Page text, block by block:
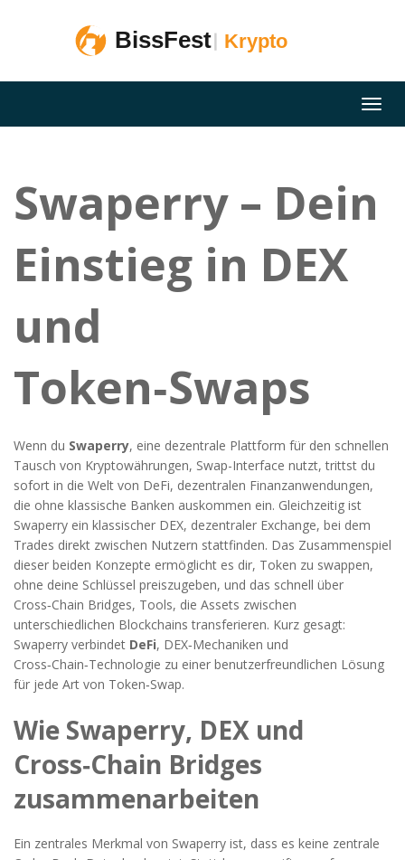
Swaperry – Dein
Einstieg in DEX
und
Token‑Swaps
Wenn du Swaperry, eine dezentrale Plattform für den schnellen
Tausch von Kryptowährungen, Swap-Interface nutzt, trittst du
sofort in die Welt von DeFi, dezentralen Finanzanwendungen,
die ohne klassische Banken auskommen ein. Gleichzeitig ist
Swaperry ein klassischer DEX, dezentraler Exchange, bei dem
Trades direkt zwischen Nutzern stattfinden. Das Zusammenspiel
dieser beiden Konzepte ermöglicht es dir, Token zu swappen,
ohne deine Schlüssel preiszugeben, und das schnell über
Cross‑Chain Bridges, Tools, die Assets zwischen
unterschiedlichen Blockchains transferieren. Kurz gesagt:
Swaperry verbindet DeFi, DEX‑Mechaniken und
Cross‑Chain‑Technologie zu einer benutzerfreundlichen Lösung
für jede Art von Token‑Swap.
Wie Swaperry, DEX und
Cross‑Chain Bridges
zusammenarbeiten
Ein zentrales Merkmal von Swaperry ist, dass es keine zentrale